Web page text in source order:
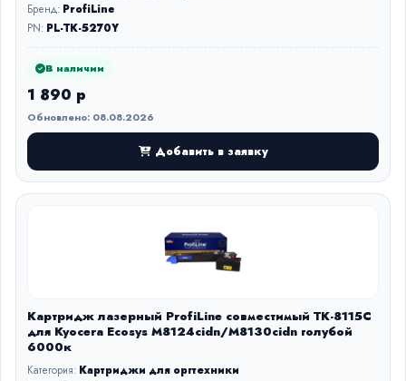
Бренд: ProfiLine
PN: PL-TK-5270Y
В наличии
1 890 р
Обновлено: 08.08.2026
Добавить в заявку
Картридж лазерный ProfiLine совместимый TK-8115C
для Kyocera Ecosys M8124cidn/M8130cidn голубой
6000к
Категория: Картриджи для оргтехники